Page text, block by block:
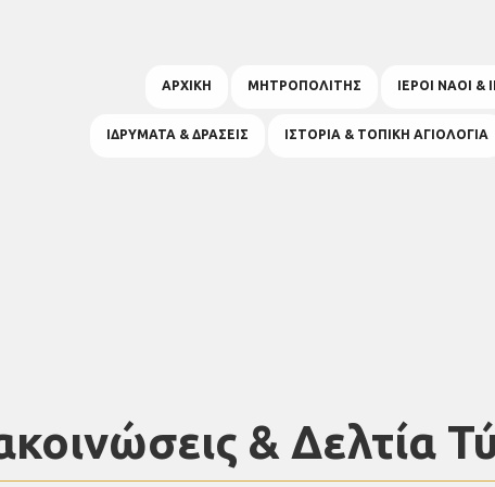
ΑΡΧΙΚΗ ΜΗΤΡΟΠΟΛΙΤΗΣ ΙΕΡΟΙ ΝΑΟΙ &
ΙΔΡΥΜΑΤΑ & ΔΡΑΣΕΙΣ ΙΣΤΟΡΙΑ & ΤΟΠΙΚΗ ΑΓΙΟΛΟΓΙΑ
& Δελτία